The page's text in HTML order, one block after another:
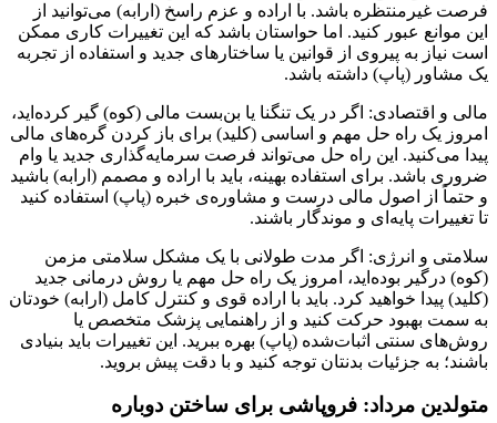
فرصت غیرمنتظره باشد. با اراده و عزم راسخ (ارابه) می‌توانید از
این موانع عبور کنید. اما حواستان باشد که این تغییرات کاری ممکن
است نیاز به پیروی از قوانین یا ساختارهای جدید و استفاده از تجربه
یک مشاور (پاپ) داشته باشد.
مالی و اقتصادی: اگر در یک تنگنا یا بن‌بست مالی (کوه) گیر کرده‌اید،
امروز یک راه حل مهم و اساسی (کلید) برای باز کردن گره‌های مالی
پیدا می‌کنید. این راه حل می‌تواند فرصت سرمایه‌گذاری جدید یا وام
ضروری باشد. برای استفاده بهینه، باید با اراده و مصمم (ارابه) باشید
و حتماً از اصول مالی درست و مشاوره‌ی خبره (پاپ) استفاده کنید
تا تغییرات پایه‌ای و موندگار باشند.
سلامتی و انرژی: اگر مدت طولانی با یک مشکل سلامتی مزمن
(کوه) درگیر بوده‌اید، امروز یک راه حل مهم یا روش درمانی جدید
(کلید) پیدا خواهید کرد. باید با اراده قوی و کنترل کامل (ارابه) خودتان
به سمت بهبود حرکت کنید و از راهنمایی پزشک متخصص یا
روش‌های سنتی اثبات‌شده (پاپ) بهره ببرید. این تغییرات باید بنیادی
باشند؛ به جزئیات بدنتان توجه کنید و با دقت پیش بروید.
متولدین مرداد: فروپاشی برای ساختن دوباره